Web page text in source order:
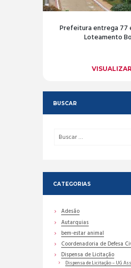
Prefeitura entrega 77
Loteamento
VISUALIZAR
BUSCAR
CATEGORIAS
Adesão
Autarquias
bem-estar animal
Coordenadoria de Defesa
Dispensa de Licitação
Dispensa de Licitação – UG